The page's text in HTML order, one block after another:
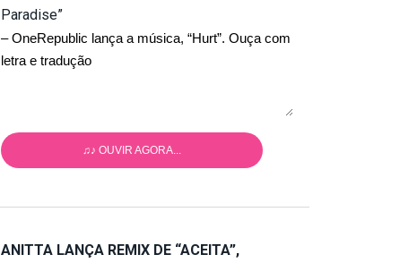
Paradise”
– OneRepublic lança a música, “Hurt”. Ouça com
letra e tradução
♫♪ OUVIR AGORA...
ANITTA LANÇA REMIX DE “ACEITA”,